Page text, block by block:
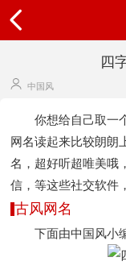
四
中国风
你想给自己取一
网名读起来比较朗朗
名，超好听超唯美哦
信，等这些社交软件
古风网名
下面由中国风小编